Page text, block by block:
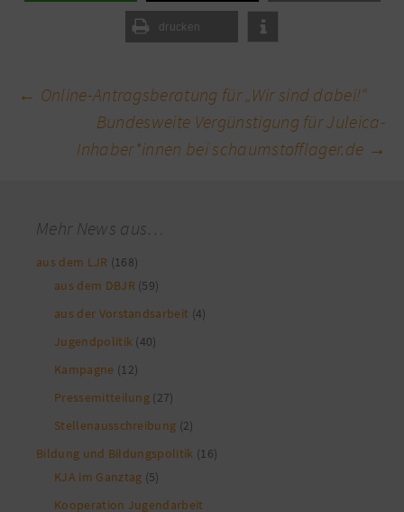
drucken
Beitragsnavigation
← Online-Antragsberatung für „Wir sind dabei!“
Bundesweite Vergünstigung für Juleica-
Inhaber*innen bei schaumstofflager.de →
Mehr News aus…
aus dem LJR (168)
aus dem DBJR (59)
aus der Vorstandsarbeit (4)
Jugendpolitik (40)
Kampagne (12)
Pressemitteilung (27)
Stellenausschreibung (2)
Bildung und Bildungspolitik (16)
KJA im Ganztag (5)
Kooperation Jugendarbeit